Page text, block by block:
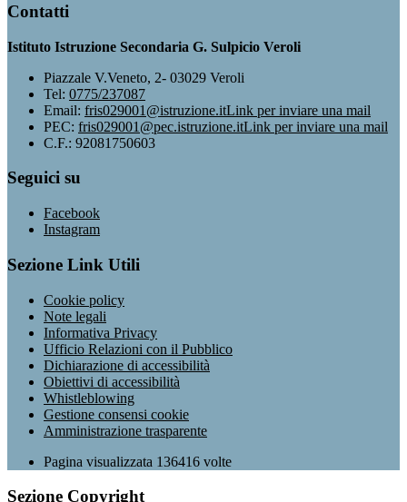
Contatti
Istituto Istruzione Secondaria G. Sulpicio Veroli
Piazzale V.Veneto, 2- 03029 Veroli
Tel: 0775/237087
Email: fris029001@istruzione.itLink per inviare una mail
PEC: fris029001@pec.istruzione.itLink per inviare una mail
C.F.: 92081750603
Seguici su
Facebook
Instagram
Sezione Link Utili
Cookie policy
Note legali
Informativa Privacy
Ufficio Relazioni con il Pubblico
Dichiarazione di accessibilità
Obiettivi di accessibilità
Whistleblowing
Gestione consensi cookie
Amministrazione trasparente
Pagina visualizzata 136416 volte
Sezione Copyright